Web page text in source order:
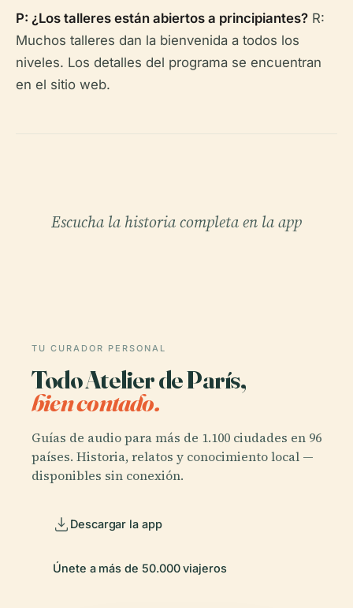
P: ¿Los talleres están abiertos a principiantes? R:
Muchos talleres dan la bienvenida a todos los
niveles. Los detalles del programa se encuentran
en el sitio web.
Escucha la historia completa en la app
TU CURADOR PERSONAL
Todo Atelier de París,
bien contado.
Guías de audio para más de 1.100 ciudades en 96
países. Historia, relatos y conocimiento local —
disponibles sin conexión.
Descargar la app
Únete a más de 50.000 viajeros